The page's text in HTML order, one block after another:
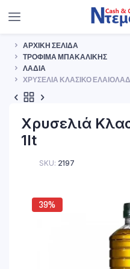
ΑΡΧΙΚΉ ΣΕΛΊΔΑ
ΤΡΌΦΙΜΑ ΜΠΑΚΑΛΙΚΉΣ
ΛΆΔΙΑ
ΧΡΥΣΕΛΙΆ ΚΛΑΣΙΚΌ
Χρυσελιά
1lt
SKU: 2197
39%